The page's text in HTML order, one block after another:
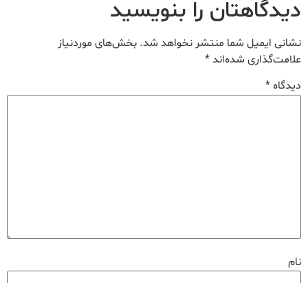
دیدگاهتان را بنویسید
نشانی ایمیل شما منتشر نخواهد شد. بخش‌های موردنیاز
علامت‌گذاری شده‌اند*
دیدگاه*
نام